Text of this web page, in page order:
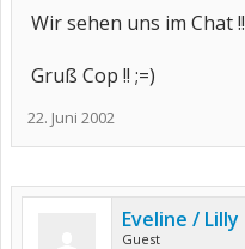
Wir sehen uns im Chat !!
Gruß Cop !! ;=)
22. Juni 2002
Eveline / Lilly
Guest